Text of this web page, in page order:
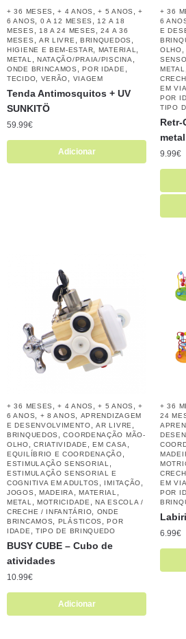
+ 36 MESES ,+ 4 ANOS ,+ 5 ANOS ,+
6 ANOS
0 A 12 MESES
12 A 18
MESES
18 A 24 MESES ,24 A 36
MESES
AR LIVRE BRINQUEDOS
HIGIENE E BEM-ESTAR MATERIAL
METAL NATAÇÃO/PRAIA/PISCINA
ONDE BRINCAMOS ,POR IDADE
TECIDO VERÃO VIAGEM
Tenda Antimosquitos + UV
SUNKITÖ
59.99€
Adicionar
+ 36
6
E
OLHO
METAL
EM
POR
TIPO
Retr-
metal
9.99€
+ 36 MESES ,+ 4 ANOS ,+ 5 ANOS ,+
6 ANOS
+ 8 ANOS
APRENDIZAGEM
E DESENVOLVIMENTO
,AR LIVRE
BRINQUEDOS ,COORDENAÇÃO MÃO-
OLHO
,CRIATIVIDADE ,EM CASA
EQUILÍBRIO E COORDENAÇÃO
ESTIMULAÇÃO SENSORIAL
ESTIMULAÇÃO SENSORIAL E
COGNITIVA EM ADULTOS
IMITAÇÃO
JOGOS MADEIRA ,MATERIAL
METAL MOTRICIDADE ,NA ESCOLA /
CRECHE / INFANTÁRIO
ONDE
BRINCAMOS
PLÁSTICOS ,POR
IDADE
TIPO DE BRINQUEDO
BUSY CUBE – Cubo de
atividades
10.99€
Adicionar
+ 36
24
EM
POR
6.99€